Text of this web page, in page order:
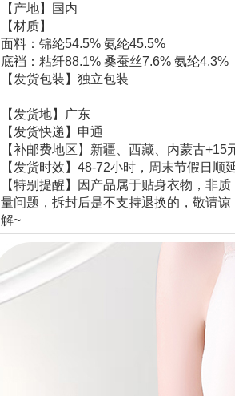
【产地】国内
【材质】
面料：锦纶54.5% 氨纶45.5%
底裆：粘纤88.1% 桑蚕丝7.6% 氨纶4.3%
【发货包装】独立包装
【发货地】广东
【发货快递】申通
【补邮费地区】新疆、西藏、内蒙古+15
【发货时效】48-72小时，周末节假日顺
【特别提醒】因产品属于贴身衣物，非质
量问题，拆封后是不支持退换的，敬请谅
解~